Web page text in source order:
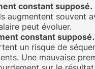
constant supposé.
augmentent souvent
peut évoluer.
constant supposé.
un risque de
Une mauvaise